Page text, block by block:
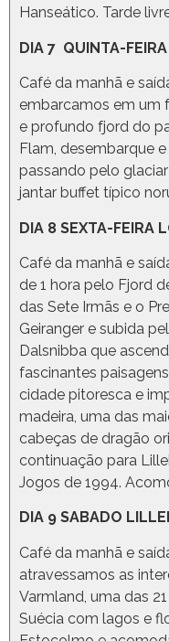
Hanseático. Tarde
DIA 7 QUINTA-
Café da manhã e
embarcamos em um
e profundo fjord do
Flam, desembarque
passando pelo
jantar buffet típico
DIA 8 SEXTA-FEIRA
Café da manhã e
de 1 hora pelo Fjord
das Sete Irmãs e o
Geiranger e subida
Dalsnibba que
fascinantes
cidade pitoresca e
madeira, uma das
cabeças de dragão
continuação para
Jogos de 1994.
DIA 9 SABADO
Café da manhã e
atravessamos as
Varmland, uma das
Suécia com lagos e